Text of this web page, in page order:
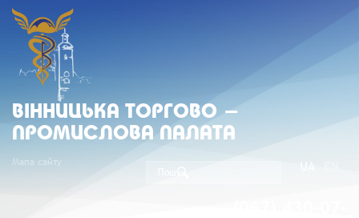
ВIННИЦЬКА ТОРГОВО -
ПРОМИСЛОВА ПАЛАТА
Мапа сайту